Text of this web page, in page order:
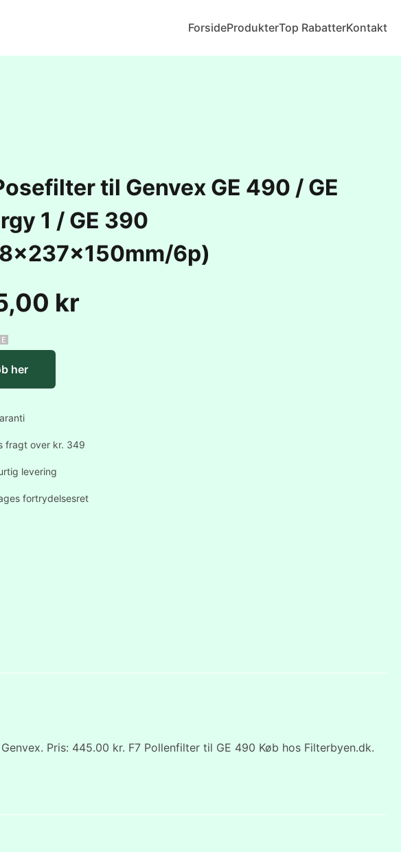
ForsideProdukterTop RabatterKontakt
til Genvex GE 490 / GE
1 / GE 390
6p)
kr
her
fragt over kr. 349
levering
fortrydelsesret
Pris: 445.00 kr. F7 Pollenfilter til GE 490 Køb hos Filterbyen.dk.